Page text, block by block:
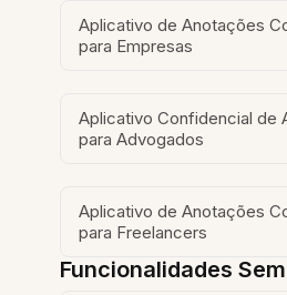
Aplicativo de Anotações
para Empresas
Aplicativo Confidencial de
para Advogados
Aplicativo de Anotações
para Freelancers
Funcionalidades